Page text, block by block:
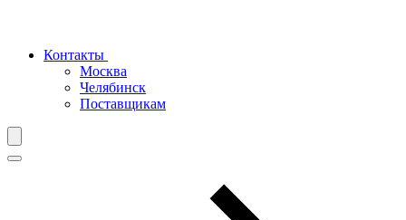
Контакты
Москва
Челябинск
Поставщикам